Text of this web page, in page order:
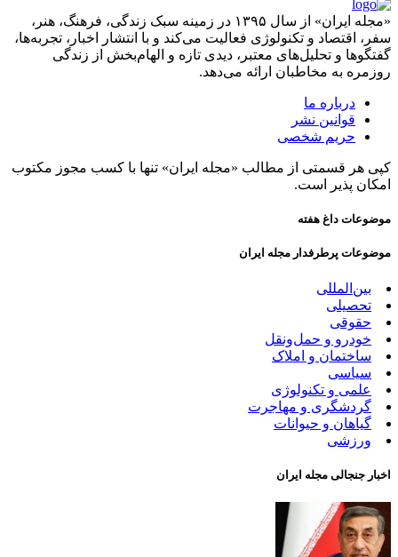
«مجله ایران» از سال ۱۳۹۵ در زمینه سبک زندگی، فرهنگ، هنر،
سفر، اقتصاد و تکنولوژی فعالیت می‌کند و با انتشار اخبار، تجربه‌ها،
گفتگوها و تحلیل‌های معتبر، دیدی تازه و الهام‌بخش از زندگی
روزمره به مخاطبان ارائه می‌دهد.
درباره ما
قوانین نشر
حریم شخصی
کپی هر قسمتی از مطالب «مجله ایران» تنها با کسب مجوز مکتوب
امکان پذیر است.
موضوعات داغ هفته
موضوعات پرطرفدار مجله ایران
بین‌المللی
تحصیلی
حقوقی
خودرو و حمل‌و‌نقل
ساختمان و املاک
سیاسی
علمی و تکنولوژی
گردشگری و مهاجرت
گیاهان و حیوانات
ورزشی
اخبار جنجالی مجله ایران